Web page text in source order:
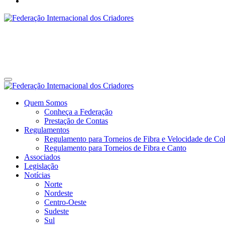
Site da Federação Internacional dos Criadores de Pássaros
Quem Somos
Conheça a Federação
Prestação de Contas
Regulamentos
Regulamento para Torneios de Fibra e Velocidade de
Regulamento para Torneios de Fibra e Canto
Associados
Legislação
Notícias
Norte
Nordeste
Centro-Oeste
Sudeste
Sul